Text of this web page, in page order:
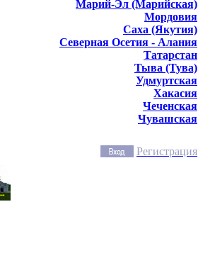
Марий-Эл (Марийская)
Мордовия
Саха (Якутия)
Северная Осетия - Алания
Татарстан
Тыва (Тува)
Удмуртская
Хакасия
Чеченская
Чувашская
Регистрация